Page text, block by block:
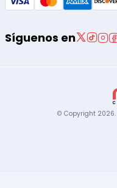
Síguenos en
© Copyright 2026.